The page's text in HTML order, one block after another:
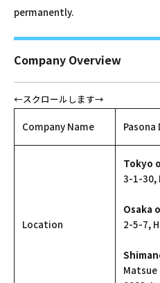
permanently.
Company Overview
Company Name Pasona
Location
Tokyo
3-1-30,
Osaka
2-5-7,
Matsue